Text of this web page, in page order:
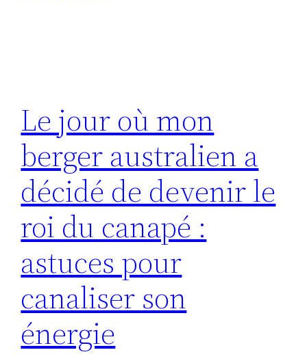
Le jour où mon
berger australien a
décidé de devenir le
roi du canapé :
astuces pour
canaliser son
énergie